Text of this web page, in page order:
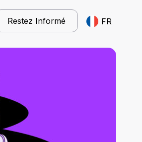
Restez Informé FR